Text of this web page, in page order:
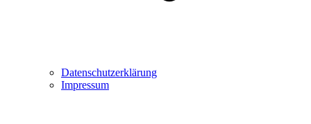
Datenschutzerklärung
Impressum